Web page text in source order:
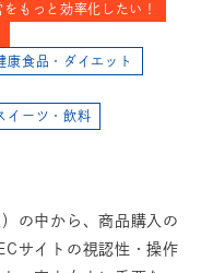
をもっと効率化したい！
康食品・ダイエット
イーツ・飲料
の中から、商品購入の
サイトの視認性・操作